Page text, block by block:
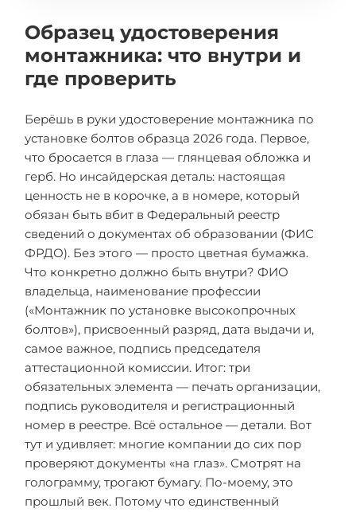
Образец удостоверения
монтажника: что внутри и
где проверить
Берёшь в руки удостоверение монтажника по
установке болтов образца 2026 года. Первое,
что бросается в глаза — глянцевая обложка и
герб. Но инсайдерская деталь: настоящая
ценность не в корочке, а в номере, который
обязан быть вбит в Федеральный реестр
сведений о документах об образовании (ФИС
ФРДО). Без этого — просто цветная бумажка.
Что конкретно должно быть внутри? ФИО
владельца, наименование профессии
(«Монтажник по установке высокопрочных
болтов»), присвоенный разряд, дата выдачи и,
самое важное, подпись председателя
аттестационной комиссии. Итог: три
обязательных элемента — печать организации,
подпись руководителя и регистрационный
номер в реестре. Всё остальное — детали. Вот
тут и удивляет: многие компании до сих пор
проверяют документы «на глаз». Смотрят на
голограмму, трогают бумагу. По-моему, это
прошлый век. Потому что единственный